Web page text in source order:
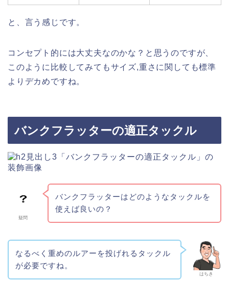
と、言う感じです。
コンセプト的には大丈夫なのかな？と思うのですが、
このように比較してみてもサイズ,重さに関しても標準
よりデカめですね。
バンクフラッターの適正タックル
疑問
バンクフラッターはどのようなタックルを
使えば良いの？
はちき
なるべく重めのルアーを投げれるタックル
が必要ですね。